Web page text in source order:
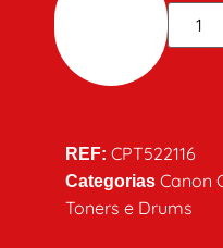
REF: CPT522116
Categorias Canon
Toners e Drums